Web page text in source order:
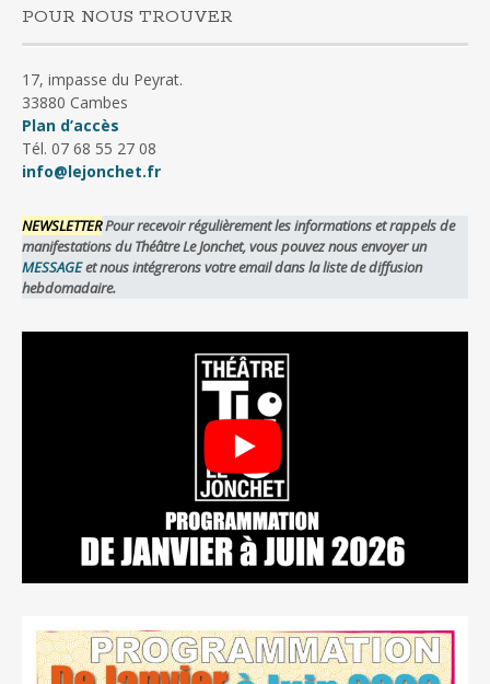
POUR NOUS TROUVER
17, impasse du Peyrat.
33880 Cambes
Plan d’accès
Tél. 07 68 55 27 08
info@lejonchet.fr
NEWSLETTERPour recevoir régulièrement les informations et rappels de
manifestations du Théâtre Le Jonchet, vous pouvez nous envoyer un
MESSAGEet nous intégrerons votre email dans la liste de diffusion
hebdomadaire.